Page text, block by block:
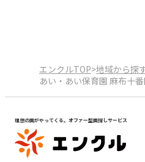
エンクルTOP>地域から探
あい・あい保育園 麻布十
理想の園がやってくる。オファー型園探しサービス